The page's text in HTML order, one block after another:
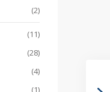
(2)
(11)
(28)
(4)
(1)